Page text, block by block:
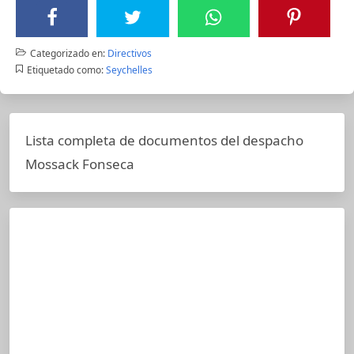
Categorizado en: Directivos
Etiquetado como: Seychelles
Lista completa de documentos del despacho
Mossack Fonseca